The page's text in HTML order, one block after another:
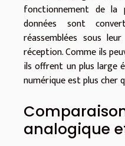
fonctionnement de la
données sont
réassemblées sous
réception. Comme ils
ils offrent un plus large
numérique est plus cher
analogique